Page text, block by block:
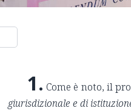
1. Come è noto, il
giurisdizionale e di